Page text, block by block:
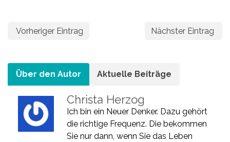
Vorheriger Eintrag Nächster Eintrag
Über den Autor Aktuelle Beiträge
Christa Herzog
Ich bin ein Neuer Denker. Dazu gehört
die richtige Frequenz. Die bekommen
Sie nur dann, wenn Sie das Leben